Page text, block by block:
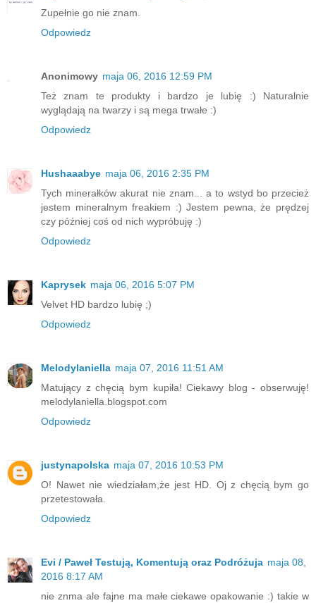
Zupełnie go nie znam.
Odpowiedz
Anonimowy maja 06, 2016 12:59 PM
Też znam te produkty i bardzo je lubię :) Naturalnie
wyglądają na twarzy i są mega trwałe :)
Odpowiedz
Hushaaabye maja 06, 2016 2:35 PM
Tych minerałków akurat nie znam... a to wstyd bo przecież
jestem mineralnym freakiem :) Jestem pewna, że prędzej
czy później coś od nich wypróbuję :)
Odpowiedz
Kaprysek maja 06, 2016 5:07 PM
Velvet HD bardzo lubię ;)
Odpowiedz
Melodylaniella maja 07, 2016 11:51 AM
Matujący z chęcią bym kupiła! Ciekawy blog - obserwuję!
melodylaniella.blogspot.com
Odpowiedz
justynapolska maja 07, 2016 10:53 PM
O! Nawet nie wiedziałam,że jest HD. Oj z chęcią bym go
przetestowała.
Odpowiedz
Evi / Paweł Testują, Komentują oraz Podróżuja maja 08,
2016 8:17 AM
nie znma ale fajne ma małe ciekawe opakowanie :) takie w